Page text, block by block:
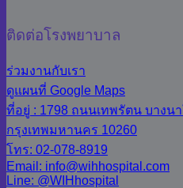
ติดต่อโรงพยาบาล
ร่วมงานกับเรา
ดูแผนที่ Google Maps
ที่อยู่ : 1798 ถนนเทพรัตน บางน
กรุงเทพมหานคร 10260
โทร: 02-078-8919
Email: info@wihhospital.com
Line: @WIHhospital